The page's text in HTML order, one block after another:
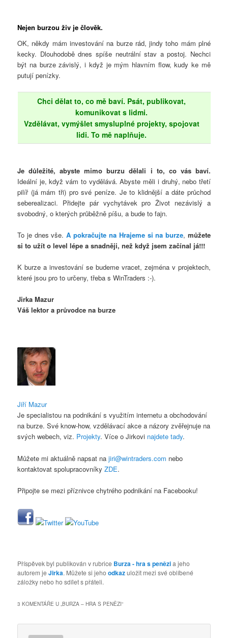
Nejen burzou živ je člověk.
OK, někdy mám investování na burze rád, jindy toho mám plné
kecky. Dlouhodobě dnes spíše neutrální stav a postoj. Nechci
být na burze závislý, i když je mým hlavním flow, kudy ke mě
putují penízky.
Chci dělat to, co mě baví. Psát, publikovat,
komunikovat s lidmi.
Vzdělávat, vymýšlet smysluplné projekty, spojovat
lidi. To mě naplňuje.
Je důležité, abyste mimo burzu dělali i to, co vás baví.
Ideální je, když vám to vydělává. Abyste měli i druhý, nebo třetí
pilíř (já mám tři) pro své peníze. Je to klidnější a dáte průchod
seberealizaci. Přidejte pár vychytávek pro Život nezávislý a
svobodný, o kterých průběžně píšu, a bude to fajn.
To je dnes vše.A pokračujte na Hrajeme si na burze, můžete
si to užít o level lépe a snadněji, než když jsem začínal já!!!
K burze a investování se budeme vracet, zejména v projektech,
které jsou pro to určeny, třeba s WinTraders :-).
Jirka Mazur
Váš lektor a průvodce na burze
Jiří Mazur
Je specialistou na podnikání s využitím internetu a obchodování
na burze. Své know-how, vzdělávací akce a názory zvěřejnuje na
svých webech, viz. Projekty. Více o Jirkovi najdete tady.
Můžete mi aktuálně napsat na jiri@wintraders.com nebo
kontaktovat spolupracovníkyZDE.
Připojte se mezi příznivce chytrého podnikání na Facebooku!
Příspěvek byl publikován v rubrice Burza - hra s penězia jeho
autorem jeJirka. Můžete si jehoodkazuložit mezi své oblíbené
záložky nebo ho sdílet s přáteli.
3 KOMENTÁŘE U „BURZA – HRA S PENĚZI“